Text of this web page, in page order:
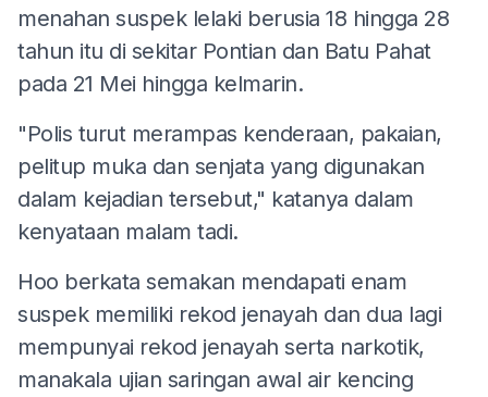
menahan suspek lelaki berusia 18 hingga 28
tahun itu di sekitar Pontian dan Batu Pahat
pada 21 Mei hingga kelmarin.
"Polis turut merampas kenderaan, pakaian,
pelitup muka dan senjata yang digunakan
dalam kejadian tersebut," katanya dalam
kenyataan malam tadi.
Hoo berkata semakan mendapati enam
suspek memiliki rekod jenayah dan dua lagi
mempunyai rekod jenayah serta narkotik,
manakala ujian saringan awal air kencing